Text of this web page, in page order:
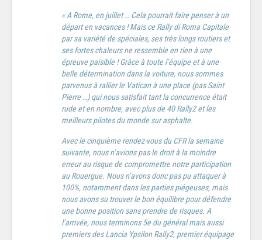
« A Rome, en juillet … Cela pourrait faire penser à un
départ en vacances ! Mais ce Rally di Roma Capitale
par sa variété de spéciales, ses très longs routiers et
ses fortes chaleurs ne ressemble en rien à une
épreuve paisible ! Grâce à toute l’équipe et à une
belle détermination dans la voiture, nous sommes
parvenus à rallier le Vatican à une place (pas Saint
Pierre …) qui nous satisfait tant la concurrence était
rude et en nombre, avec plus de 40 Rally2 et les
meilleurs pilotes du monde sur asphalte.
Avec le cinquième rendez-vous du CFR la semaine
suivante, nous n’avions pas le droit à la moindre
erreur au risque de compromettre notre participation
au Rouergue. Nous n’avons donc pas pu attaquer à
100%, notamment dans les parties piégeuses, mais
nous avons su trouver le bon équilibre pour défendre
une bonne position sans prendre de risques. A
l’arrivée, nous terminons 5e du général mais aussi
premiers des Lancia Ypsilon Rally2, premier équipage